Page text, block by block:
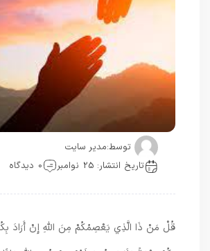
توسط:مدیر سایت
تاریخ انتشار: 25 نوامبر
0 دیدگاه
قُلْ مَنْ ذَا الَّذِي يَعْصِمُكُمْ مِنَ اللَّهِ إِنْ أَرَادَ